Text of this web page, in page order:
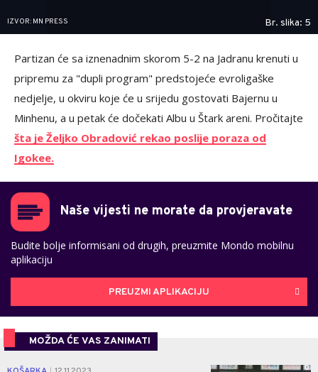
IZVOR: MN PRESS Br. slika: 5
Partizan će sa iznenadnim skorom 5-2 na Jadranu krenuti u
pripremu za "dupli program" predstojeće evroligaške
nedjelje, u okviru koje će u srijedu gostovati Bajernu u
Minhenu, a u petak će dočekati Albu u Štark areni. Pročitajte
šta je Željko Obradović rekao poslije poraza od
Igokee.
Naše vijesti ne morate da provjeravate
Budite bolje informisani od drugih, preuzmite Mondo mobilnu
aplikaciju
PREUZMI APLIKACIJU
MOŽDA ĆE VAS ZANIMATI
0